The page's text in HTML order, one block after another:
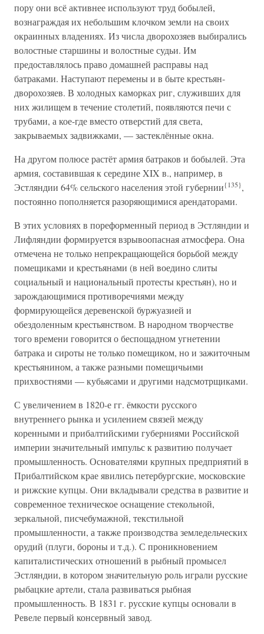
пору они всё активнее используют труд бобылей,
вознаграждая их небольшим клочком земли на своих
окраинных владениях. Из числа дворохозяев выбирались
волостные старшины и волостные судьи. Им
предоставлялось право домашней расправы над
батраками. Наступают перемены и в быте крестьян-
дворохозяев. В холодных каморках риг, служивших для
них жилищем в течение столетий, появляются печи с
трубами, а кое-где вместо отверстий для света,
закрываемых задвижками, — застеклённые окна.
На другом полюсе растёт армия батраков и бобылей. Эта
армия, составившая к середине XIX в., например, в
Эстляндии 64% сельского населения этой губернии{135},
постоянно пополняется разоряющимися арендаторами.
В этих условиях в пореформенный период в Эстляндии и
Лифляндии формируется взрывоопасная атмосфера. Она
отмечена не только непрекращающейся борьбой между
помещиками и крестьянами (в ней воедино слиты
социальный и национальный протесты крестьян), но и
зарождающимися противоречиями между
формирующейся деревенской буржуазией и
обездоленным крестьянством. В народном творчестве
того времени говорится о беспощадном угнетении
батрака и сироты не только помещиком, но и зажиточным
крестьянином, а также разными помещичьими
прихвостнями — кубьясами и другими надсмотрщиками.
С увеличением в 1820-е гг. ёмкости русского
внутреннего рынка и усилением связей между
коренными и прибалтийскими губерниями Российской
империи значительный импульс к развитию получает
промышленность. Основателями крупных предприятий в
Прибалтийском крае явились петербургские, московские
и рижские купцы. Они вкладывали средства в развитие и
современное техническое оснащение стекольной,
зеркальной, писчебумажной, текстильной
промышленности, а также производства земледельческих
орудий (плуги, бороны и т.д.). С проникновением
капиталистических отношений в рыбный промысел
Эстляндии, в котором значительную роль играли русские
рыбацкие артели, стала развиваться рыбная
промышленность. В 1831 г. русские купцы основали в
Ревеле первый консервный завод.